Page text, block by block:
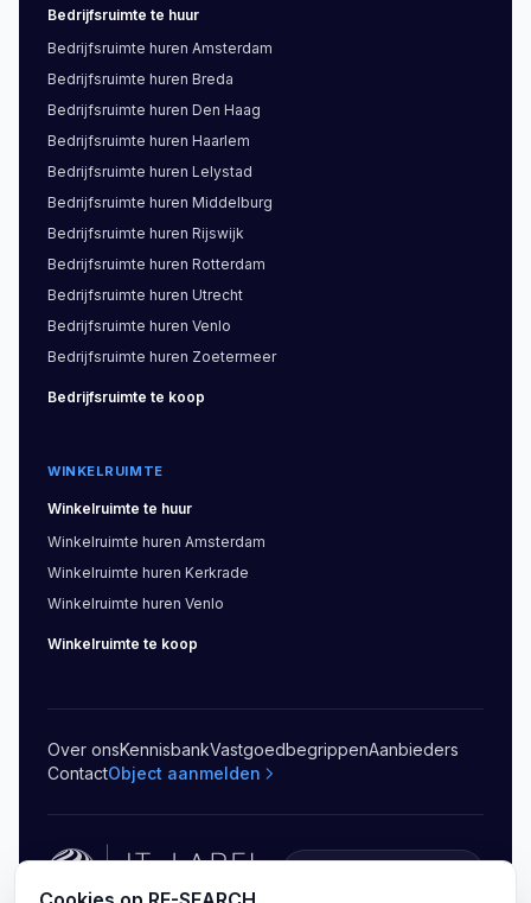
Bedrijfsruimte te huur
Bedrijfsruimte huren Amsterdam
Bedrijfsruimte huren Breda
Bedrijfsruimte huren Den Haag
Bedrijfsruimte huren Haarlem
Bedrijfsruimte huren Lelystad
Bedrijfsruimte huren Middelburg
Bedrijfsruimte huren Rijswijk
Bedrijfsruimte huren Rotterdam
Bedrijfsruimte huren Utrecht
Bedrijfsruimte huren Venlo
Bedrijfsruimte huren Zoetermeer
Bedrijfsruimte te koop
WINKELRUIMTE
Winkelruimte te huur
Winkelruimte huren Amsterdam
Winkelruimte huren Kerkrade
Winkelruimte huren Venlo
Winkelruimte te koop
Over onsKennisbankVastgoedbegrippenAanbieders
ContactObject aanmelden